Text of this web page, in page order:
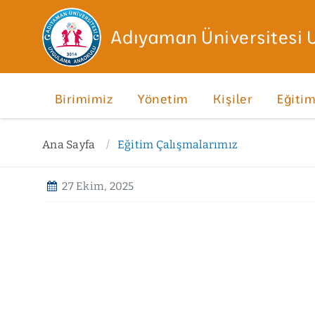
Adıyaman Üniversitesi
Birimimiz Yönetim Kişiler
Ana Sayfa Eğitim Çalışmalarımız
27 Ekim, 2025